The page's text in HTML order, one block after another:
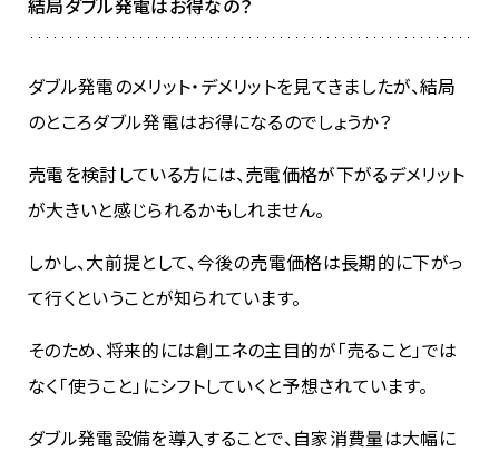
ダブル発電のメリット・デメリットを見てきましたが、結局
のところダブル発電はお得になるのでしょうか？
売電を検討している方には、売電価格が下がるデメリット
が大きいと感じられるかもしれません。
しかし、大前提として、今後の売電価格は長期的に下がっ
て行くということが知られています。
そのため、将来的には創エネの主目的が「売ること」では
なく「使うこと」にシフトしていくと予想されています。
ダブル発電設備を導入することで、自家消費量は大幅に